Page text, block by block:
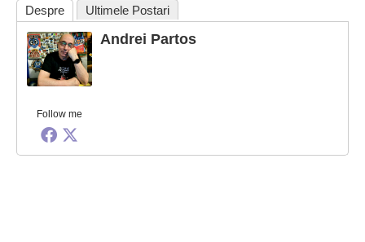
Despre Ultimele Postari
Follow me
Andrei Partos